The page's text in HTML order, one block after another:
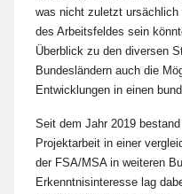
was nicht zuletzt
des Arbeitsfeldes sein
Überblick zu den diversen
Bundesländern auch die
Entwicklungen in einen
Seit dem Jahr 2019
Projektarbeit in einer
der FSA/MSA in weiteren
Erkenntnisinteresse lag